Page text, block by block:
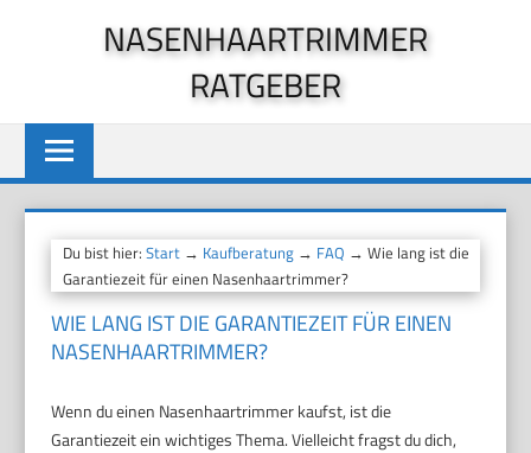
NASENHAARTRIMMER
RATGEBER
Du bist hier:Start → Kaufberatung → FAQ → Wie lang ist die
Garantiezeit für einen Nasenhaartrimmer?
WIE LANG IST DIE GARANTIEZEIT FÜR EINEN
NASENHAARTRIMMER?
Wenn du einen Nasenhaartrimmer kaufst, ist die
Garantiezeit ein wichtiges Thema. Vielleicht fragst du dich,